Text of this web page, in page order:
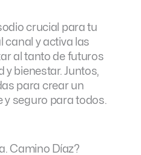
crucial para tu
canal y activa las
al tanto de futuros
bienestar. Juntos,
para crear un
y seguro para todos.
Camino Díaz?